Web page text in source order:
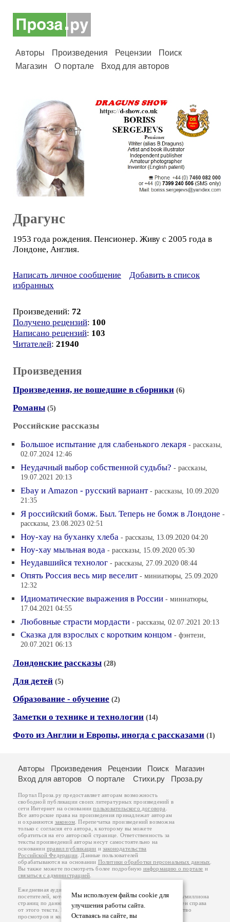
Авторы Произведения Рецензии
Поиск
Магазин
О портале Вход для авторов
Драгунс
1953 года рождения. Пенсионер. Живу с 2005 года в
Лондоне, Англия.
Написать личное сообщение
Добавить в список
избранных
Произведений: 72
Получено рецензий: 100
Написано рецензий: 103
Читателей: 21940
Произведения
Произведения, не вошедшие в сборники (6)
Романы (5)
Российские рассказы
Большое испытание для слабенького лекаря - рассказы,
02.07.2024 12:46
Неудачный выбор собственной судьбы? - рассказы,
19.07.2021 20:13
Ebay и Amazon - русский вариант - рассказы, 10.09.2020
21:35
Я российский бомж. Был. Теперь не бомж в Лондоне -
рассказы, 23.08.2023 02:51
Ноу-хау на буханку хлеба - рассказы, 13.09.2020 04:20
Ноу-хау мыльная вода - рассказы, 15.09.2020 05:30
Неудавшийся технолог - рассказы, 27.09.2020 08:44
Опять Россия весь мир веселит - миниатюры, 25.09.2020
12:32
Идиоматические выражения в России - миниатюры,
17.04.2021 04:55
Любовные страсти мордасти - рассказы, 02.07.2021 20:13
Сказка для взрослых с коротким концом - фэнтези,
20.07.2021 06:13
Лондонские рассказы (28)
Для детей (5)
Образование - обучение (2)
Заметки о технике и технологии (14)
Фото из Англии и Европы, иногда с рассказами (1)
Мы используем файлы cookie для
улучшения работы сайта.
Оставаясь на сайте, вы
Авторы Произведения Рецензии Поиск
Магазин
Вход для авторов
О портале Стихи.ру Проза.ру
Портал Проза.ру предоставляет авторам возможность
свободной публикации своих литературных произведений в
сети Интернет на основаниипользовательского договора
Все авторские права на произведения принадлежат авторам
и охраняются законом . Перепечатка произведений возможна
только с согласия его автора, к которому вы можете
обратиться на его авторской странице. Ответственность за
тексты произведений авторы несут самостоятельно на
основанииправил публикации изаконодательства
Российской Федерации . Данные пользователей
обрабатываются на основании Политики обработки персональных данных
Вы также можете посмотреть более подробную информацию о портале и
связаться с администрацией
Ежедневная аудитория портала Проза.ру – порядка 100 тысяч
посетителей, которые в общей сумме просматривают более полумиллиона
страниц по данным счетчика посещаемости, который расположен справа
от этого текста. В каждой графе указано по две цифры: количество
просмотров и количество посетителей.